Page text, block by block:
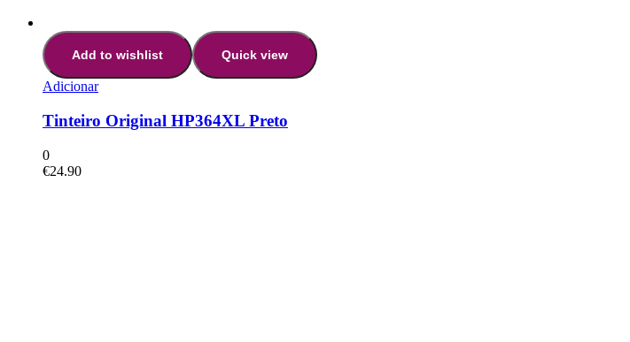
Add to wishlist Quick view
Adicionar
Tinteiro Original HP364XL Preto
0
€24.90